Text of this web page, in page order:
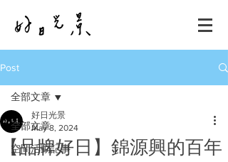
Post
全部文章
空間活動記事
全部文章
【品牌好日】錦源興的百年
好日光景
May 8, 2024